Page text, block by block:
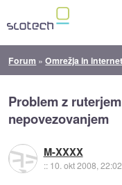
Forum »Omrežja in internet
Problem z
nepovezovanjem
M-XXXX
:: 10. okt 2008, 22:02